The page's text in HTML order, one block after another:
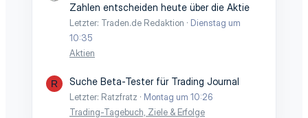
Zahlen entscheiden heute über die Aktie
Letzter: Traden.de Redaktion
Dienstag um
10:35
Aktien
R Suche Beta-Tester für Trading Journal
Letzter: Ratzfratz
Montag um 10:26
Trading-Tagebuch, Ziele & Erfolge